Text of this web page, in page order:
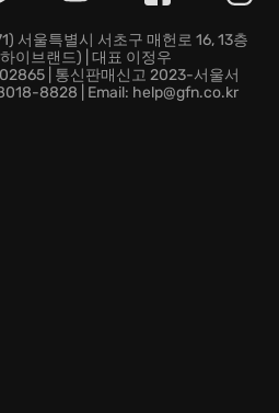
.
서울특별시 서초구 매헌로 16, 13층
이브랜드) | 대표 이정우
| 통신판매신고 2023-서울서
8828 | Email: help@gfn.co.kr